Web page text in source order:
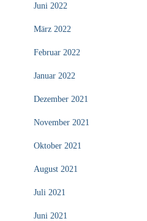
Juni 2022
März 2022
Februar 2022
Januar 2022
Dezember 2021
November 2021
Oktober 2021
August 2021
Juli 2021
Juni 2021